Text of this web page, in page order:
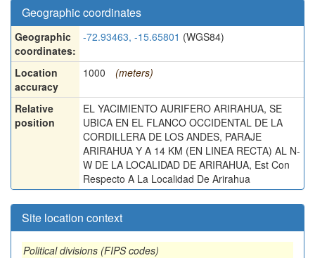
Geographic coordinates
Geographic
coordinates:
-72.93463, -15.65801 (WGS84)
Location
accuracy
1000 (meters)
Relative
position
EL YACIMIENTO AURIFERO ARIRAHUA, SE
UBICA EN EL FLANCO OCCIDENTAL DE LA
CORDILLERA DE LOS ANDES, PARAJE
ARIRAHUA Y A 14 KM (EN LINEA RECTA) AL N-
W DE LA LOCALIDAD DE ARIRAHUA, Est Con
Respecto A La Localidad De Arirahua
Site location context
Political divisions (FIPS codes)